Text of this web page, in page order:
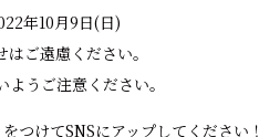
年10月9日(日)
ご遠慮ください。
うご注意ください。
つけてSNSにアップしてください！